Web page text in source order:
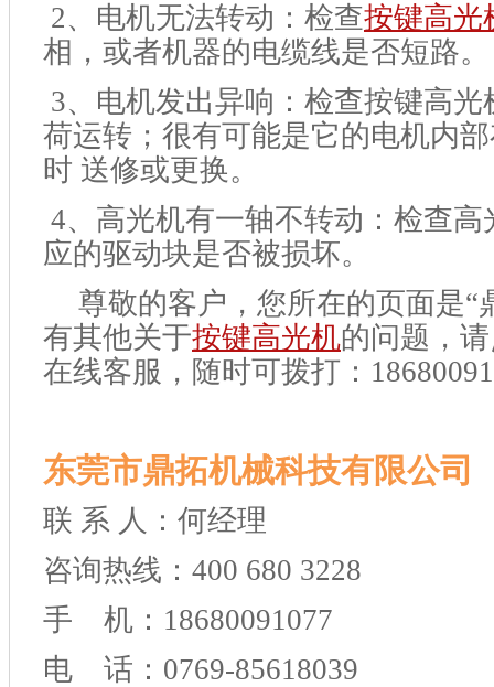
2、电机无法转动：检查按键高光
相，或者机器的电缆线是否短路
3、电机发出异响：检查按键高
荷运转；很有可能是它的电机内
时 送修或更换。
4、高光机有一轴不转动：检查
应的驱动块是否被损坏。
尊敬的客户，您所在的页面是“
有其他关于按键高光机的问题，
在线客服，随时可拨打：
东莞市鼎拓机械科技有限公司
联 系 人：何经理
咨询热线：400 680 3228
手 机：18680091077
电 话：0769-85618039